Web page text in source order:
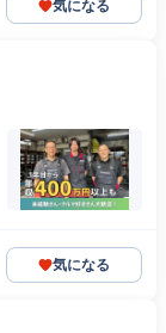
気になる
気になる